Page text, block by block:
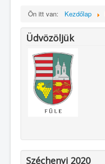
Egészségügy
E-ügyintézés
Terembérlés
Elérhetőségek
Szabályzatok
Ön itt van: Kezdőlap
Üdvözöljük
Széchenyi 2020